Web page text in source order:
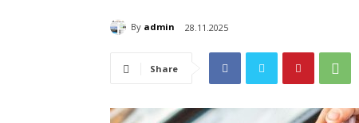
By admin 28.11.2025
Share